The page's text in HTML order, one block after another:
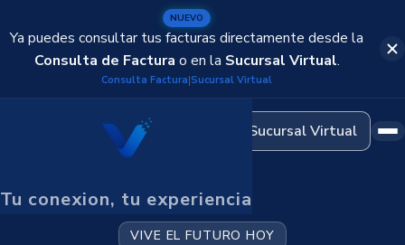
NUEVO
Ya puedes consultar tus facturas directamente desde la
Consulta de Factura o en la Sucursal Virtual.
Consulta Factura|Sucursal Virtual
Tu conexion, tu experiencia
Automatización del hogar
Cableado Estructurado
CCTV y Seguridad
Cámaras de vigilancia
OmniChat
Atención omnicanal
Sucursal Virtual
VIVE EL FUTURO HOY